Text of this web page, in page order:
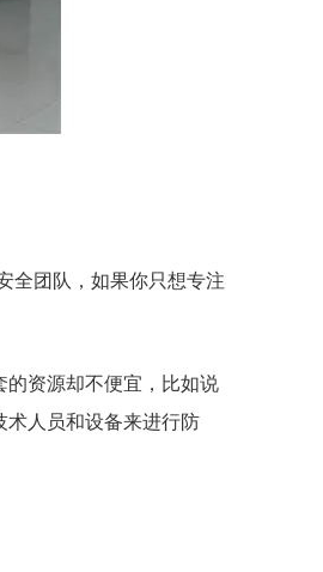
全团队，如果你只想专注
资源却不便宜，比如说
术人员和设备来进行防